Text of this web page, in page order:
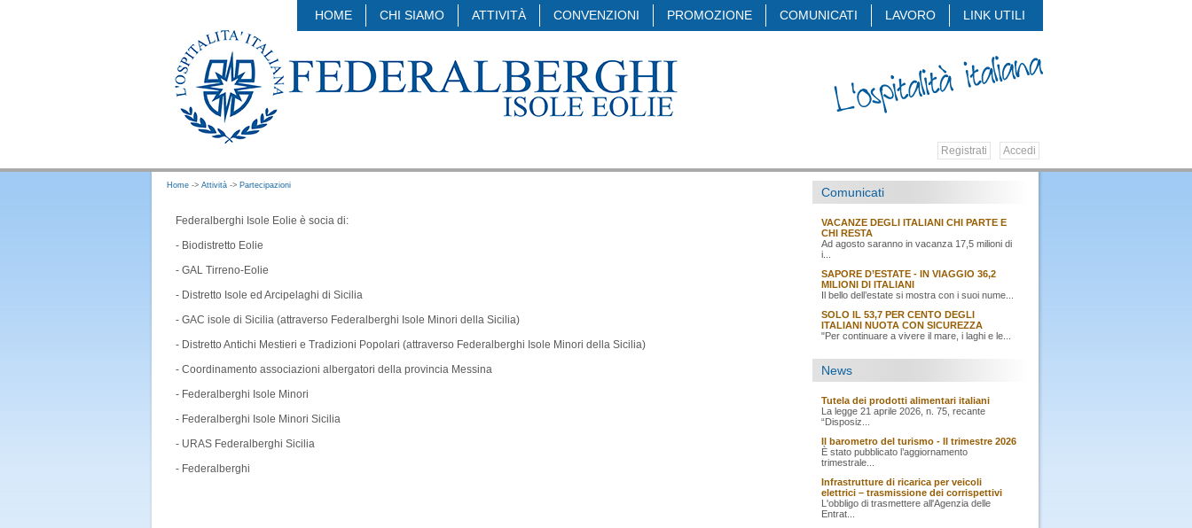
HOME CHI SIAMO ATTIVITÀ CONVENZIONI PROMOZIONE COMUNICATI LAVORO LINK UTILI
Registrati Accedi
Home -> Attività -> Partecipazioni
Federalberghi Isole Eolie è socia di:
- Biodistretto Eolie
- GAL Tirreno-Eolie
- Distretto Isole ed Arcipelaghi di Sicilia
- GAC isole di Sicilia (attraverso Federalberghi Isole Minori della Sicilia)
- Distretto Antichi Mestieri e Tradizioni Popolari (attraverso Federalberghi Isole Minori della Sicilia)
- Coordinamento associazioni albergatori della provincia Messina
- Federalberghi Isole Minori
- Federalberghi Isole Minori Sicilia
- URAS Federalberghi Sicilia
- Federalberghi
Comunicati
VACANZE DEGLI ITALIANI CHI PARTE E
CHI RESTA
Ad agosto saranno in vacanza 17,5 milioni di
i...
SAPORE D’ESTATE - IN VIAGGIO 36,2
MILIONI DI ITALIANI
Il bello dell’estate si mostra con i suoi nume...
SOLO IL 53,7 PER CENTO DEGLI
ITALIANI NUOTA CON SICUREZZA
"Per continuare a vivere il mare, i laghi e le...
News
Tutela dei prodotti alimentari italiani
La legge 21 aprile 2026, n. 75, recante
“Disposiz...
Il barometro del turismo - II trimestre 2026
È stato pubblicato l’aggiornamento
trimestrale...
Infrastrutture di ricarica per veicoli
elettrici – trasmissione dei corrispettivi
L'obbligo di trasmettere all'Agenzia delle
Entrat...